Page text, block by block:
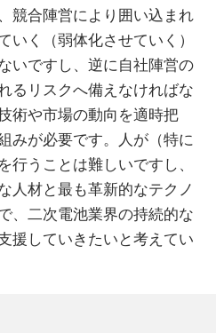
競合陣営により囲い込まれ
いく（弱体化させていく）
いですし、逆に自社陣営の
るリスクへ備えなければな
術や市場の動向を適時把
みが必要です。人が（特に
行うことは難しいですし、
人材と最も革新的なテクノ
、二次電池業界の持続的な
援していきたいと考えてい